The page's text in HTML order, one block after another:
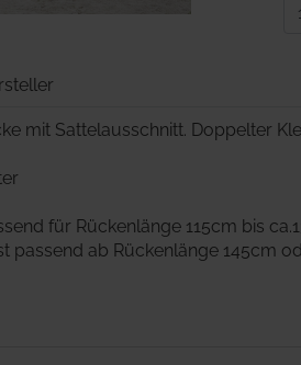
mit Sattelausschnitt. Doppelter
für Rückenlänge 115cm bis
passend ab Rückenlänge 145cm